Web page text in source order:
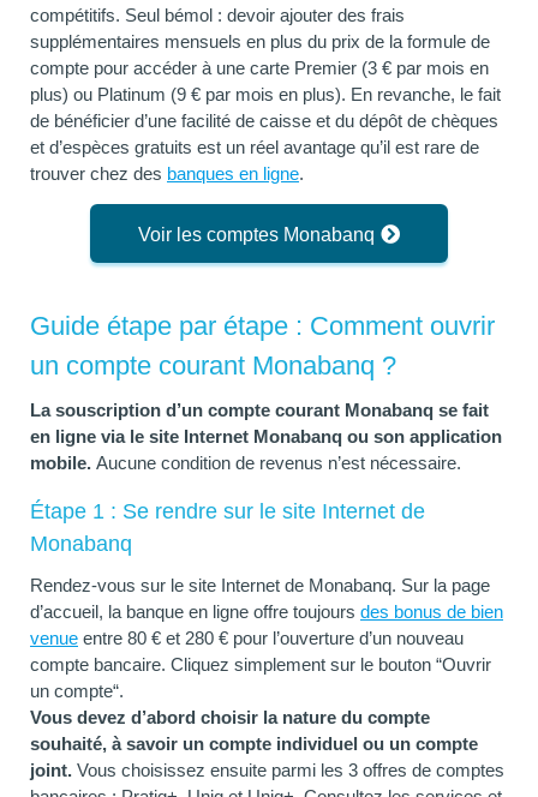
compétitifs. Seul bémol : devoir ajouter des frais
supplémentaires mensuels en plus du prix de la formule de
compte pour accéder à une carte Premier (3 € par mois en
plus) ou Platinum (9 € par mois en plus). En revanche, le fait
de bénéficier d’une facilité de caisse et du dépôt de chèques
et d’espèces gratuits est un réel avantage qu’il est rare de
trouver chez des banques en ligne.
Voir les comptes Monabanq
Guide étape par étape : Comment ouvrir
un compte courant Monabanq ?
La souscription d’un compte courant Monabanq se fait
en ligne via le site Internet Monabanq ou son application
mobile. Aucune condition de revenus n’est nécessaire.
Étape 1 : Se rendre sur le site Internet de
Monabanq
Rendez-vous sur le site Internet de Monabanq. Sur la page
d’accueil, la banque en ligne offre toujours des bonus de bien
venue entre 80 € et 280 € pour l’ouverture d’un nouveau
compte bancaire. Cliquez simplement sur le bouton “Ouvrir
un compte“.
Vous devez d’abord choisir la nature du compte
souhaité, à savoir un compte individuel ou un compte
joint. Vous choisissez ensuite parmi les 3 offres de comptes